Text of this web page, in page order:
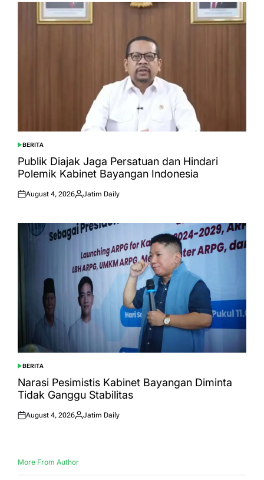
POSTED
IN
BERITA
Publik Diajak Jaga Persatuan dan Hindari
Polemik Kabinet Bayangan Indonesia
Posted
August 4, 2026
Posted
Jatim Daily
POSTED
IN
BERITA
Narasi Pesimistis Kabinet Bayangan Diminta
Tidak Ganggu Stabilitas
Posted
August 4, 2026
Posted
Jatim Daily
More From Author